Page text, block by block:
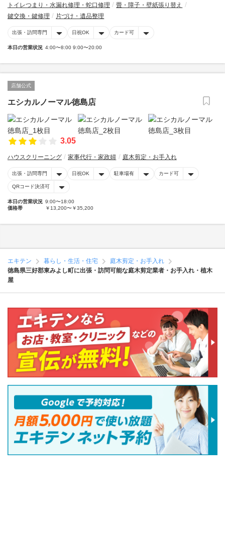
トイレつまり・水漏れ修理・蛇口修理
畳・障子・壁紙張り替え
鍵交換・鍵修理
片づけ・遺品整理
出張・訪問専門 日祝OK カード可
本日の営業状況 4:00〜8:00 9:00〜20:00
店舗公式
エシカルノーマル徳島店
3.05
ハウスクリーニング 家事代行・家政婦 庭木剪定・お手入れ
出張・訪問専門 日祝OK 駐車場有 カード可
QRコード決済可
本日の営業状況 9:00〜18:00
価格帯
￥13,200〜￥35,200
エキテン 暮らし・生活・住宅
庭木剪定・お手入れ
徳島県三好郡東みよし町に出張・訪問可能な庭木剪定業者・お手入れ・植木
屋